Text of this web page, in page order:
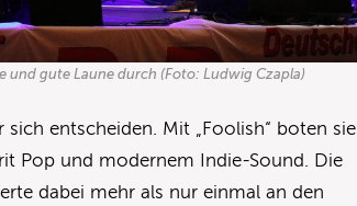
und gute Laune durch (Foto: Ludwig Czapla)
sich entscheiden. Mit „Foolish“ boten sie
Pop und modernem Indie-Sound. Die
dabei mehr als nur einmal an den